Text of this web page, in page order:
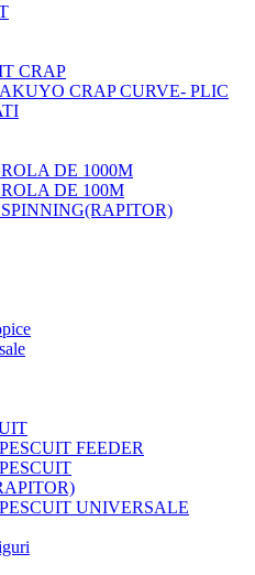
CRAP
CRAP CURVE- PLIC
DE 1000M
DE 100M
FEEDER
UNIVERSALE